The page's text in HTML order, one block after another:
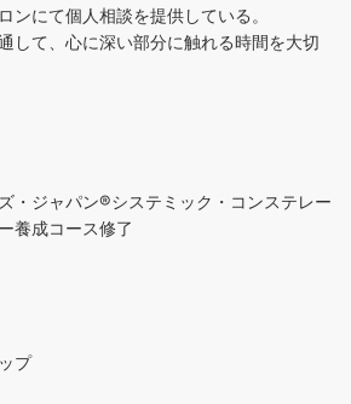
ンにて個人相談を提供している。
して、心に深い部分に触れる時間を大切
・ジャパン®︎システミック・コンステレー
養成コース修了
プ